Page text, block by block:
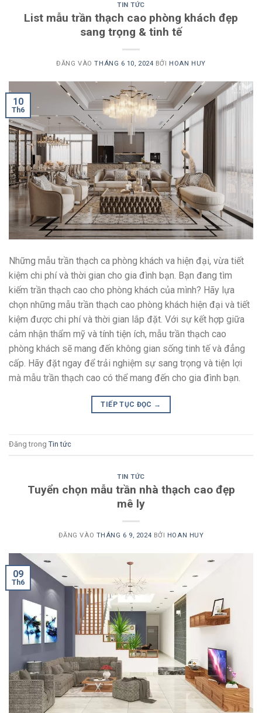
TIN TỨC
List mẫu trần thạch cao phòng khách đẹp
sang trọng & tinh tế
ĐĂNG VÀOTHÁNG 6 10, 2024 BỞI HOAN HUY
10
Th6
Những mẫu trần thạch ca phòng khách va hiện đại, vừa tiết
kiệm chi phí và thời gian cho gia đình bạn. Bạn đang tìm
kiếm trần thạch cao cho phòng khách của mình? Hãy lựa
chọn những mẫu trần thạch cao phòng khách hiện đại và tiết
kiệm được chi phí và thời gian lắp đặt. Với sự kết hợp giữa
cảm nhận thẩm mỹ và tính tiện ích, mẫu trần thạch cao
phòng khách sẽ mang đến không gian sống tinh tế và đẳng
cấp. Hãy đặt ngay để trải nghiệm sự sang trọng và tiện lợi
mà mẫu trần thạch cao có thể mang đến cho gia đình bạn.
TIẾP TỤC ĐỌC →
Đăng trong Tin tức
TIN TỨC
Tuyển chọn mẫu trần nhà thạch cao đẹp
mê ly
ĐĂNG VÀO THÁNG 6 9, 2024 BỞI HOAN HUY
09
Th6